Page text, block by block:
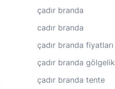
çadır branda
cadır branda
çadır branda fiyatları
çadır branda gölgelik
çadır branda tente